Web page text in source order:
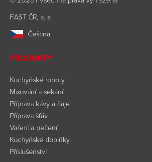
FAST ČR, a. s.
Čeština
PRODUKTY
Kuchyňské roboty
Mixování a sekání
Příprava kávy a čaje
Příprava šťáv
Vaření a pečení
Kuchyňské doplňky
Příslušenství